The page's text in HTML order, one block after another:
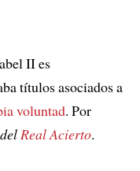
II es
títulos asociados a
voluntad. Por
Real Acierto.